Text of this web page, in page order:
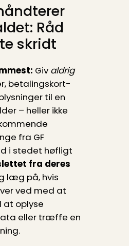
Råd
skridt
Giv aldrig
betalingskort-
til en
– heller ikke
fra GF
i stedet høfligt
fra deres
læg på, hvis
ved med at
at oplyse
eller træffe en